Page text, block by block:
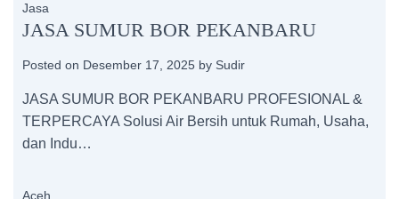
Jasa
JASA SUMUR BOR PEKANBARU
Posted on Desember 17, 2025 by Sudir
JASA SUMUR BOR PEKANBARU PROFESIONAL &
TERPERCAYA Solusi Air Bersih untuk Rumah, Usaha,
dan Indu…
Aceh